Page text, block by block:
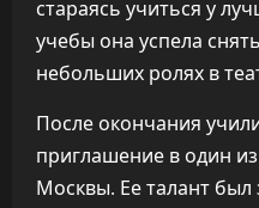
стараясь учиться у
учебы она успела
небольших ролях в
После окончания
приглашение в один
Москвы. Ее талант